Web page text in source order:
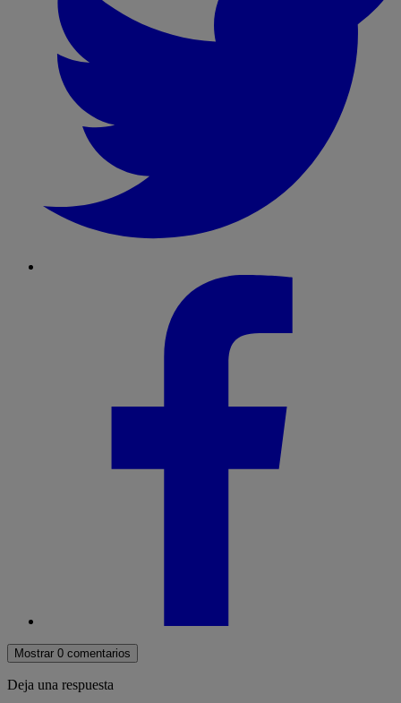
Mostrar 0 comentarios
Deja una respuesta